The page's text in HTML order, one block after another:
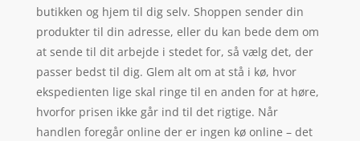
butikken og hjem til dig selv. Shoppen sender din
produkter til din adresse, eller du kan bede dem om
at sende til dit arbejde i stedet for, så vælg det, der
passer bedst til dig. Glem alt om at stå i kø, hvor
ekspedienten lige skal ringe til en anden for at høre,
hvorfor prisen ikke går ind til det rigtige. Når
handlen foregår online der er ingen kø online – det